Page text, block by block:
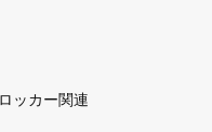
ッカー関連